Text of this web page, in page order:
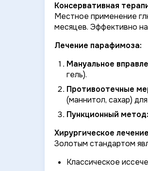
Консервативная
Местное применение
месяцев. Эффективно
Лечение парафимоза:
Мануальное
гель).
Противоотечные
(маннитол, сахар)
Пункционный метод:
Хирургическое
Золотым стандартом
Классическое